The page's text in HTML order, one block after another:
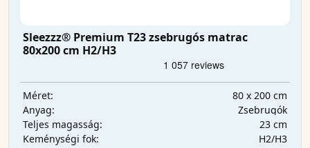
Sleezzz® Premium T23 zsebrugós matrac
80x200 cm H2/H3
Méret:
80 x 200 cm
Anyag:
Zsebrugók
Teljes magasság:
23 cm
Keménységi fok:
H2/H3